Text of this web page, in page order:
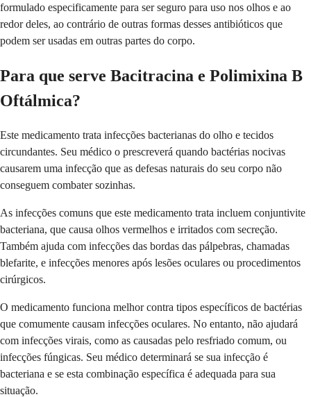
formulado especificamente para ser seguro para uso nos olhos e ao
redor deles, ao contrário de outras formas desses antibióticos que
podem ser usadas em outras partes do corpo.
Para que serve Bacitracina e Polimixina B
Oftálmica?
Este medicamento trata infecções bacterianas do olho e tecidos
circundantes. Seu médico o prescreverá quando bactérias nocivas
causarem uma infecção que as defesas naturais do seu corpo não
conseguem combater sozinhas.
As infecções comuns que este medicamento trata incluem conjuntivite
bacteriana, que causa olhos vermelhos e irritados com secreção.
Também ajuda com infecções das bordas das pálpebras, chamadas
blefarite, e infecções menores após lesões oculares ou procedimentos
cirúrgicos.
O medicamento funciona melhor contra tipos específicos de bactérias
que comumente causam infecções oculares. No entanto, não ajudará
com infecções virais, como as causadas pelo resfriado comum, ou
infecções fúngicas. Seu médico determinará se sua infecção é
bacteriana e se esta combinação específica é adequada para sua
situação.